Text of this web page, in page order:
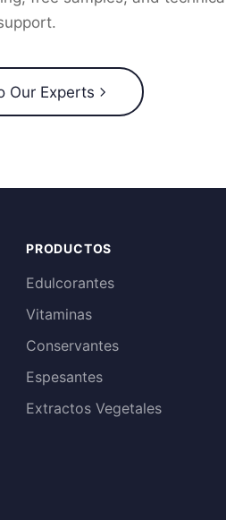
Our Experts
PRODUCTOS
Edulcorantes
Vitaminas
Conservantes
Espesantes
Extractos Vegetales